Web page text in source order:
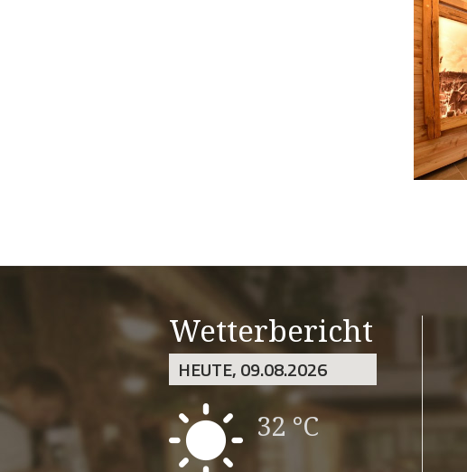
Wetterbericht
HEUTE, 09.08.2026
32 °C